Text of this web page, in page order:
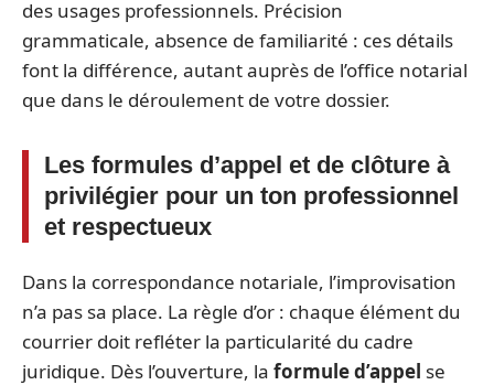
des usages professionnels. Précision
grammaticale, absence de familiarité : ces détails
font la différence, autant auprès de l’office notarial
que dans le déroulement de votre dossier.
Les formules d’appel et de clôture à
privilégier pour un ton professionnel
et respectueux
Dans la correspondance notariale, l’improvisation
n’a pas sa place. La règle d’or : chaque élément du
courrier doit refléter la particularité du cadre
juridique. Dès l’ouverture, la formule d’appel se